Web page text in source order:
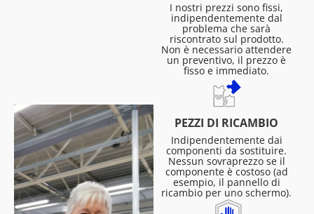
I nostri prezzi sono fissi,
indipendentemente dal
problema che sarà
riscontrato sul prodotto.
Non è necessario attendere
un preventivo, il prezzo è
fisso e immediato.
PEZZI DI RICAMBIO
Indipendentemente dai
componenti da sostituire.
Nessun sovraprezzo se il
componente è costoso (ad
esempio, il pannello di
ricambio per uno schermo).